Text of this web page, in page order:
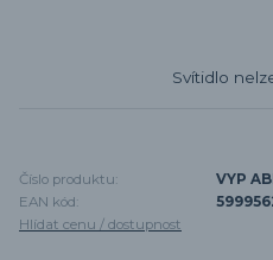
Svítidlo
Číslo produktu:
VYP
EAN kód:
Hlídat cenu / dostupnost